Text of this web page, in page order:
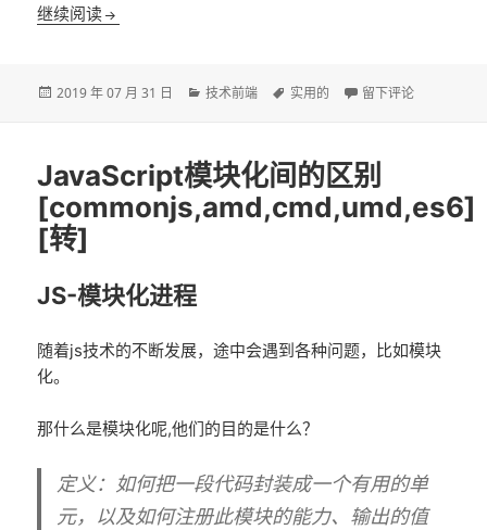
继续阅读小窍门|华为手机的进网许可怎么查？
发
2019 年 07 月 31 日
分
技术前端
标
实用的 于小窍门|华为手机
留下评论
JavaScript模块化间的区别
[commonjs,amd,cmd,umd,es6]
[转]
JS-模块化进程
随着js技术的不断发展，途中会遇到各种问题，比如模块
化。
那什么是模块化呢,他们的目的是什么？
定义：如何把一段代码封装成一个有用的单
元，以及如何注册此模块的能力、输出的值